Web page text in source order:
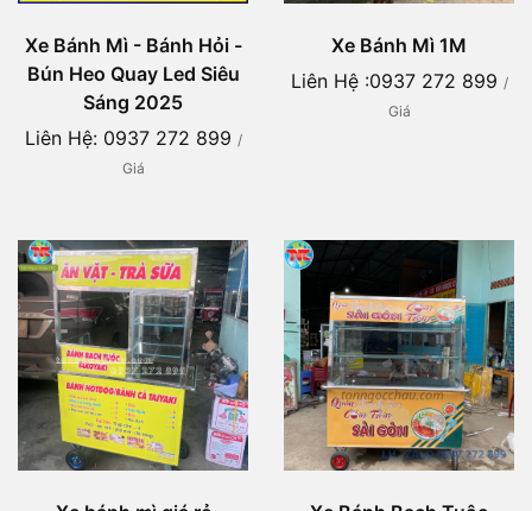
Xe Bánh Mì - Bánh Hỏi -
Bún Heo Quay Led Siêu
Sáng 2025
Liên Hệ: 0937 272 899 /
Giá
Xe Bánh Mì 1M
Liên Hệ :0937 272 899 /
Giá